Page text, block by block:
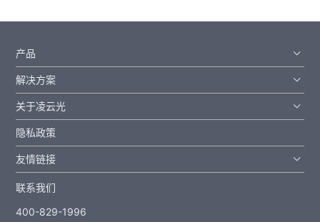
产品
解决方案
关于凌云光
隐私政策
友情链接
联系我们
400-829-1996